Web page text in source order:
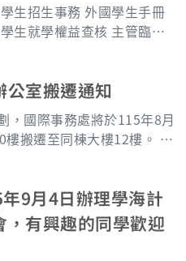
上業務占比得依錄取者之
國際處主管核准、調整之。)
要點》薪資標準，一年一
36,300元/月，碩士級第一
享年終及節慶獎金、得申
庚醫院及A7捷運站到校免費
申請彈性工作時段，如8:00
12:30）或9:00-17:30
公室搬遷通知
，國際事務處將於115年8月
搬遷至同棟大樓12樓。 自
辦相關業務，請至管理大樓
辦公室樓層異動外，本處原
郵件均維持不變。 搬遷期
分業務服務可能暫時受到影
請見諒。
9月4日辦理學海計
，有興趣的同學歡迎